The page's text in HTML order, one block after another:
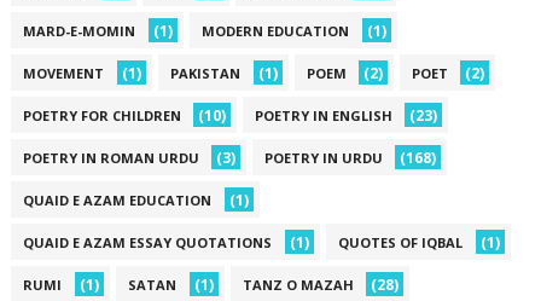
MARD-E-MOMIN (1) MODERN EDUCATION (1)
MOVEMENT (1) PAKISTAN (1) POEM (2) POET (2)
POETRY FOR CHILDREN (10) POETRY IN ENGLISH (23)
POETRY IN ROMAN URDU (3) POETRY IN URDU (168)
QUAID E AZAM EDUCATION (1)
QUAID E AZAM ESSAY QUOTATIONS (1) QUOTES OF IQBAL (1)
RUMI (1) SATAN (1) TANZ O MAZAH (28)